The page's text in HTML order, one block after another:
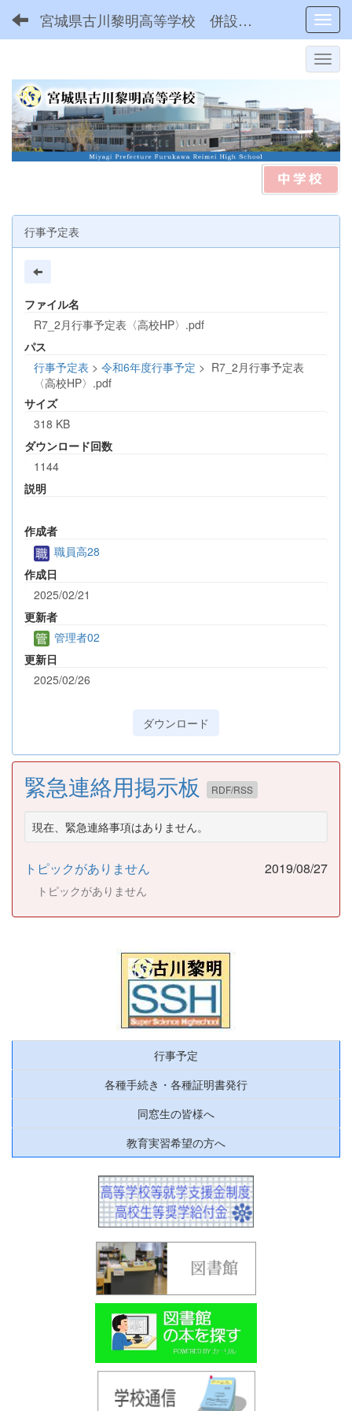
宮城県古川黎明高等学校 併設型中高一貫
行事予定表
ファイル名
R7_2月行事予定表〈高校HP〉.pdf
パス
行事予定表 > 令和6年度行事予定 > R7_2月行事予定表
〈高校HP〉.pdf
サイズ
318 KB
ダウンロード回数
1144
説明
作成者
職員高28
作成日
2025/02/21
更新者
管理者02
更新日
2025/02/26
ダウンロード
緊急連絡用掲示板 RDF/RSS
現在、緊急連絡事項はありません。
トピックがありません 2019/08/27
トピックがありません
行事予定
各種手続き・各種証明書発行
同窓生の皆様へ
教育実習希望の方へ